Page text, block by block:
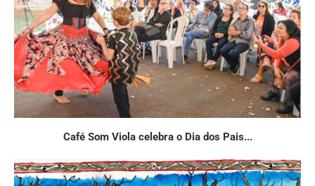
Café Som Viola celebra o Dia dos Pais...